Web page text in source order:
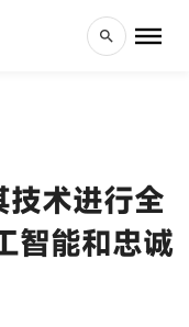
术进行全
智能和忠诚